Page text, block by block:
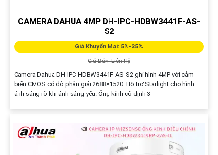
CAMERA DAHUA 4MP DH-IPC-HDBW3441F-AS-
S2
Giá Khuyến Mại: 5%-35%
Giá Bán: Liên Hệ
Camera Dahua DH-IPC-HDBW3441F-AS-S2 ghi hình 4MP với cảm
biến CMOS có độ phân giải 2688×1520. Hỗ trợ Starlight cho hình
ảnh sáng rõ khi ánh sáng yếu. Ống kính cố định 3